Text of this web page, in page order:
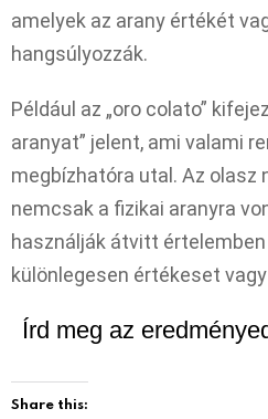
amelyek az arany értékét
hangsúlyozzák.
Például az „oro colato”
aranyat” jelent, ami valami
megbízhatóra utal. Az olasz
nemcsak a fizikai aranyra
használják átvitt
különlegesen értékeset
Írd meg az
Share this: